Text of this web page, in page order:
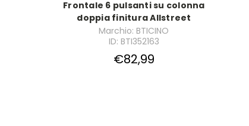
Frontale 6 pulsanti su colonna
doppia finitura Allstreet
Marchio: BTICINO
ID: BTI352163
€82,99